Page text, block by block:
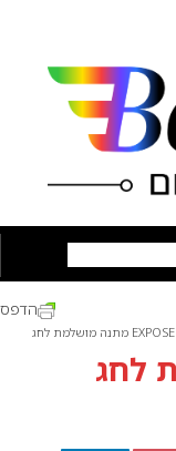
EXPOSE מתנה מושלמת לחג
הדפס